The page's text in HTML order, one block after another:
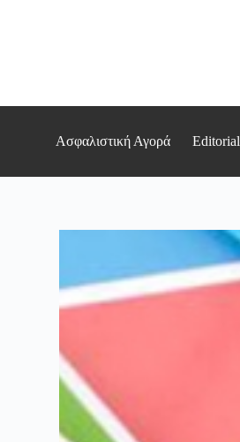
Ασφαλιστική Αγορά Editorial